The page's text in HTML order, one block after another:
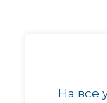
На все